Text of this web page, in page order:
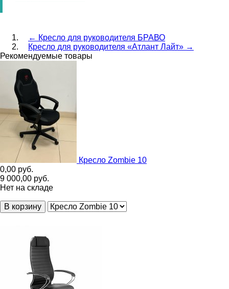
← Кресло для руководителя БРАВО
Кресло для руководителя «Атлант Лайт» →
Рекомендуемые товары
Кресло Zombie 10
0,00 руб.
9 000,00 руб.
Нет на складе
В корзину